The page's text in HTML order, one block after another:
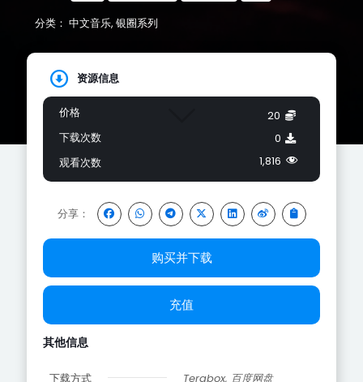
分类： 中文音乐, 银圈系列
资源信息
价格
下载次数
观看次数
20
0
1,816
分享：
购买并下载
充值
其他信息
下载方式 Terabox, 百度网盘